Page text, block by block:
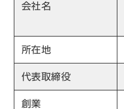
会社名
所在地
代表取締役
創業